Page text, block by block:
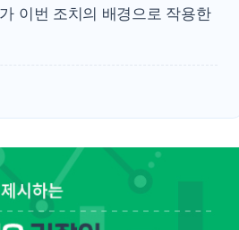
이번 조치의 배경으로 작용한